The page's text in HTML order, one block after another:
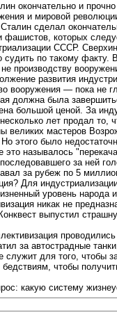
окончательно и
и мировой
сделал
которых
СССР.
по такому факту.
производству
развития
вооружения — пока не
должна была
большой ценой. За
лет продал то,
великих мастеров
этого было
это называлось
последовавшего за ней
за рубеж по 5
Для
уровень народа
никак не
выпустил
за автострадные
служит для того, чтобы
чтобы
какую систему